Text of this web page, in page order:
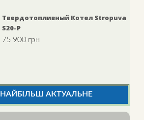
Твердотопливный Котел Stropuva
S20-P
75 900 грн
НАЙБІЛЬШ АКТУАЛЬНЕ